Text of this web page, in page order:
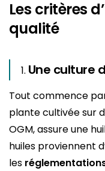
Les critères
qualité
Une culture
Tout commence
plante cultivée sur
OGM, assure une
huiles proviennent
les